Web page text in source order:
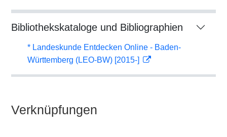
Bibliothekskataloge und Bibliographien
* Landeskunde Entdecken Online - Baden-
Württemberg (LEO-BW) [2015-]
Verknüpfungen